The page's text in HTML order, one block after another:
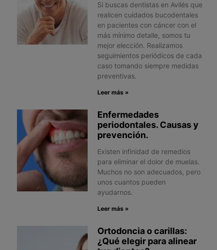
Si buscas dentistas en Avilés que
realicen cuidados bucodentales
en pacientes con cáncer con el
más mínimo detalle, somos tu
mejor elección. Realizamos
seguimientos periódicos de cada
caso tomando siempre medidas
preventivas.
Leer más »
Enfermedades
periodontales. Causas y
prevención.
Existen infinidad de remedios
para eliminar el dolor de muelas.
Muchos no son adecuados, pero
unos cuantos pueden
ayudarnos.
Leer más »
Ortodoncia o carillas:
¿Qué elegir para alinear